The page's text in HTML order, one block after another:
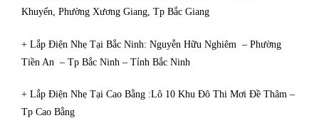
Khuyến, Phường Xương Giang, Tp Bắc Giang
+ Lắp Điện Nhẹ Tại Bắc Ninh: Nguyễn Hữu Nghiêm – Phường
Tiền An – Tp Bắc Ninh – Tỉnh Bắc Ninh
+ Lắp Điện Nhẹ Tại Cao Bằng :Lô 10 Khu Đô Thi Mơi Đề Thâm –
Tp Cao Bằng